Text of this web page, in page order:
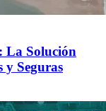
La Solución
y Seguras